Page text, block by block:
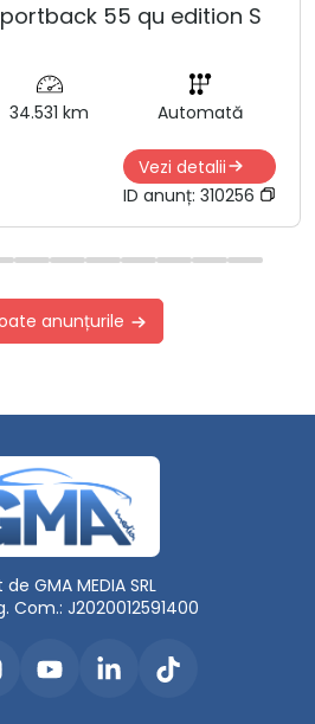
55 qu edition S
34.531 km Automată
Vezi detalii
ID anunț: 310256
anunțurile
GMA MEDIA SRL
Com.: J2020012591400